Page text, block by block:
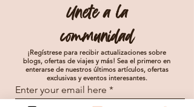
Unete a la
communidad
¡Regístrese para recibir actualizaciones sobre
blogs, ofertas de viajes y más! Sea el primero en
enterarse de nuestros últimos artículos, ofertas
exclusivas y eventos interesantes.
Enter your email here